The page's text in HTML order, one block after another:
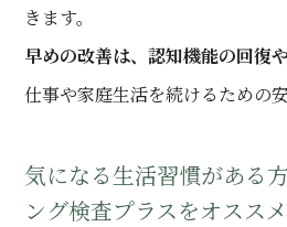
きます。
早めの改善は、認知機能の回復
仕事や家庭生活を続けるための
気になる生活習慣がある
ング検査プラスをオスス